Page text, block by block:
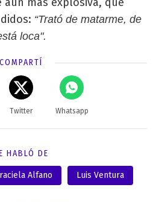
“Trató de matarme, de
loca".
COMPARTÍ
Twitter Whatsapp
HABLÓ DE
Alfano Luis Ventura